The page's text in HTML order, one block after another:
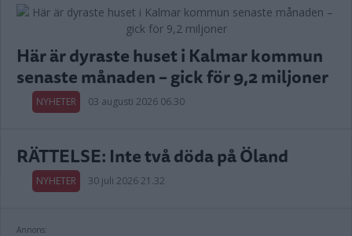
Här är dyraste huset i Kalmar kommun
senaste månaden – gick för 9,2 miljoner
NYHETER 03 augusti 2026 06.30
RÄTTELSE: Inte två döda på Öland
NYHETER 30 juli 2026 21.32
Annons: